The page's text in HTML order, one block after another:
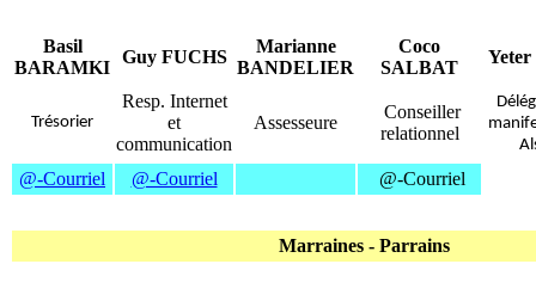
Basil
BARAMKI
Guy FUCHS
Marianne
BANDELIER
Coco
SALBAT
Trésorier
Resp. Internet
et
communication
Assesseure
Conseiller
relationnel
@-Courriel @-Courriel @-Courriel
Marraines - Parrains